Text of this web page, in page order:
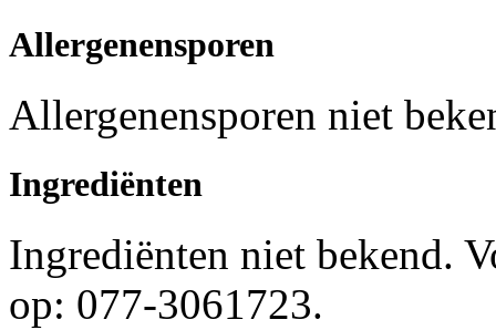
Allergenensporen
Allergenensporen niet
Ingrediënten
Ingrediënten niet bekend.
op: 077-3061723.